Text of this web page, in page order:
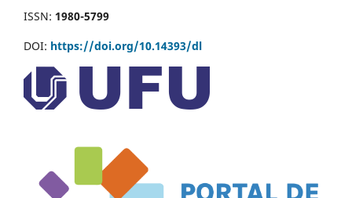
ISSN: 1980-5799
DOI: https://doi.org/10.14393/dl